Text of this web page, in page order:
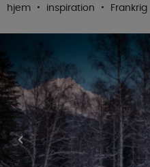
hjem inspiration Frankrig